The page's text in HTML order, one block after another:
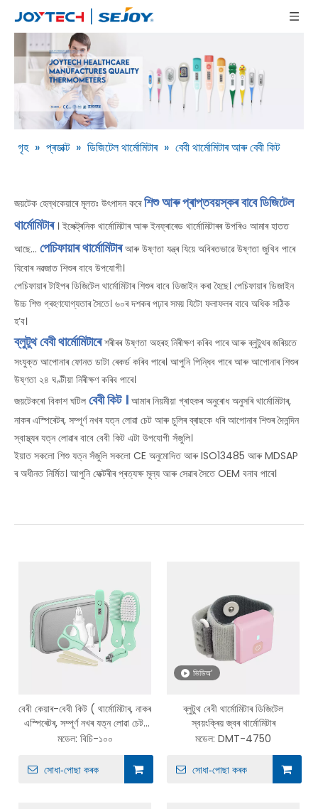
গৃহ » প্ৰডাক্ট » ডিজিটেল থাৰ্মোমিটাৰ » বেবী থাৰ্মোমিটাৰ আৰু বেবী কিট
জয়টেক হেল্থকেয়াৰে মূলতঃ উৎপাদন কৰেশিশু আৰু প্ৰাপ্তবয়স্কৰ বাবে ডিজিটেল
থাৰ্মোমিটাৰ । ইলেক্ট্ৰনিক থাৰ্মোমিটাৰ আৰু ইনফ্ৰাৰেড থাৰ্মোমিটাৰৰ উপৰিও আমাৰ হাতত
আছে... পেচিফায়াৰ থাৰ্মোমিটাৰআৰু উষ্ণতা যন্ত্ৰ যিয়ে অবিৰতভাৱে উষ্ণতা জুখিব পাৰে
যিবোৰ নৱজাত শিশুৰ বাবে উপযোগী।
পেচিফায়াৰ টাইপৰ ডিজিটেল থাৰ্মোমিটাৰ শিশুৰ বাবে ডিজাইন কৰা হৈছে। পেচিফায়াৰ ডিজাইন
উচ্চ শিশু গ্ৰহণযোগ্যতাৰ সৈতে। ৬০ৰ দশকৰ পঢ়াৰ সময় যিটো ফলাফলৰ বাবে অধিক সঠিক
হ’ব।
ব্লুটুথ বেবী থাৰ্মোমিটাৰেশৰীৰৰ উষ্ণতা অহৰহ নিৰীক্ষণ কৰিব পাৰে আৰু ব্লুটুথৰ জৰিয়তে
সংযুক্ত আপোনাৰ ফোনত ডাটা ৰেকৰ্ড কৰিব পাৰে। আপুনি পিন্ধিব পাৰে আৰু আপোনাৰ শিশুৰ
উষ্ণতা ২৪ ঘণ্টীয়া নিৰীক্ষণ কৰিব পাৰে।
জয়টেকৰো বিকাশ ঘটিল বেবী কিট । আমাৰ নিয়মীয়া গ্ৰাহকৰ অনুৰোধ অনুসৰি থাৰ্মোমিটাৰ,
নাকৰ এস্পিৰেটৰ, সম্পূৰ্ণ নখৰ যত্ন লোৱা চেট আৰু চুলিৰ ব্ৰাছকে ধৰি আপোনাৰ শিশুৰ দৈনন্দিন
স্বাস্থ্যৰ যত্ন লোৱাৰ বাবে বেবী কিট এটা উপযোগী সঁজুলি।
ইয়াত সকলো শিশু যত্ন সঁজুলি সকলো CE অনুমোদিত আৰু ISO13485 আৰু MDSAP
ৰ অধীনত নিৰ্মিত। আপুনি ফেক্টৰীৰ প্ৰত্যক্ষ মূল্য আৰু সেৱাৰ সৈতে OEM বনাব পাৰে।
বেবী কেয়াৰ-বেবী কিট ( থাৰ্মোমিটাৰ, নাকৰ
এস্পিৰেটৰ, সম্পূৰ্ণ নখৰ যত্ন লোৱা চেট,
চুলিৰ ব্ৰাছ)
মডেল: বিচি-১০০
সোধা-পোছা কৰক
ভিডিঅ’
ব্লুটুথ বেবী থাৰ্মোমিটাৰ ডিজিটেল
স্বয়ংক্ৰিয় জ্বৰ থাৰ্মোমিটাৰ
মডেল: DMT-4750
সোধা-পোছা কৰক